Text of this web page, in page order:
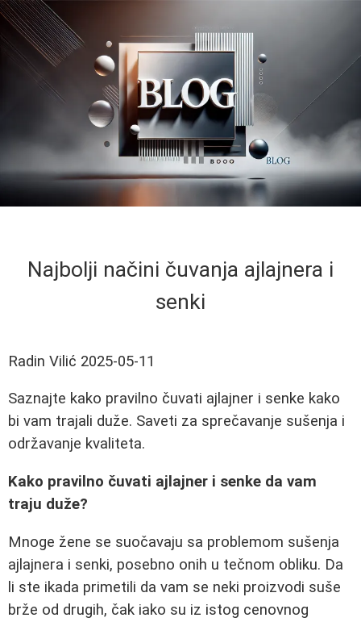
Najbolji načini čuvanja ajlajnera i
senki
Radin Vilić 2025-05-11
Saznajte kako pravilno čuvati ajlajner i senke kako
bi vam trajali duže. Saveti za sprečavanje sušenja i
održavanje kvaliteta.
Kako pravilno čuvati ajlajner i senke da vam
traju duže?
Mnoge žene se suočavaju sa problemom sušenja
ajlajnera i senki, posebno onih u tečnom obliku. Da
li ste ikada primetili da vam se neki proizvodi suše
brže od drugih, čak iako su iz istog cenovnog